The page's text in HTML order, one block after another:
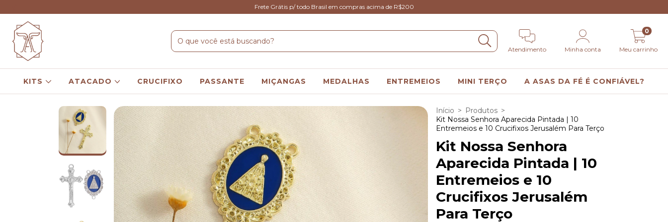
Frete Grátis p/ todo Brasil em compras acima de R$200
Atendimento Minha conta Meu carrinho
0
KITS ATACADO CRUCIFIXO PASSANTE MIÇANGAS MEDALHAS ENTREMEIOS MINI TERÇO A ASAS DA FÉ É CONFIÁVEL?
Início > Produtos >
Kit Nossa Senhora Aparecida Pintada | 10
Entremeios e 10 Crucifixos Jerusalém Para Terço
Kit Nossa Senhora
Aparecida Pintada | 10
Entremeios e 10
Crucifixos Jerusalém
Para Terço